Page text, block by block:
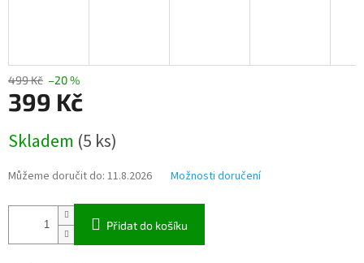
499 Kč –20 %
399 Kč
cena:
Skladem (5 ks)
Můžeme doručit do: 11.8.2026 Možnosti doručení
Přidat do košíku